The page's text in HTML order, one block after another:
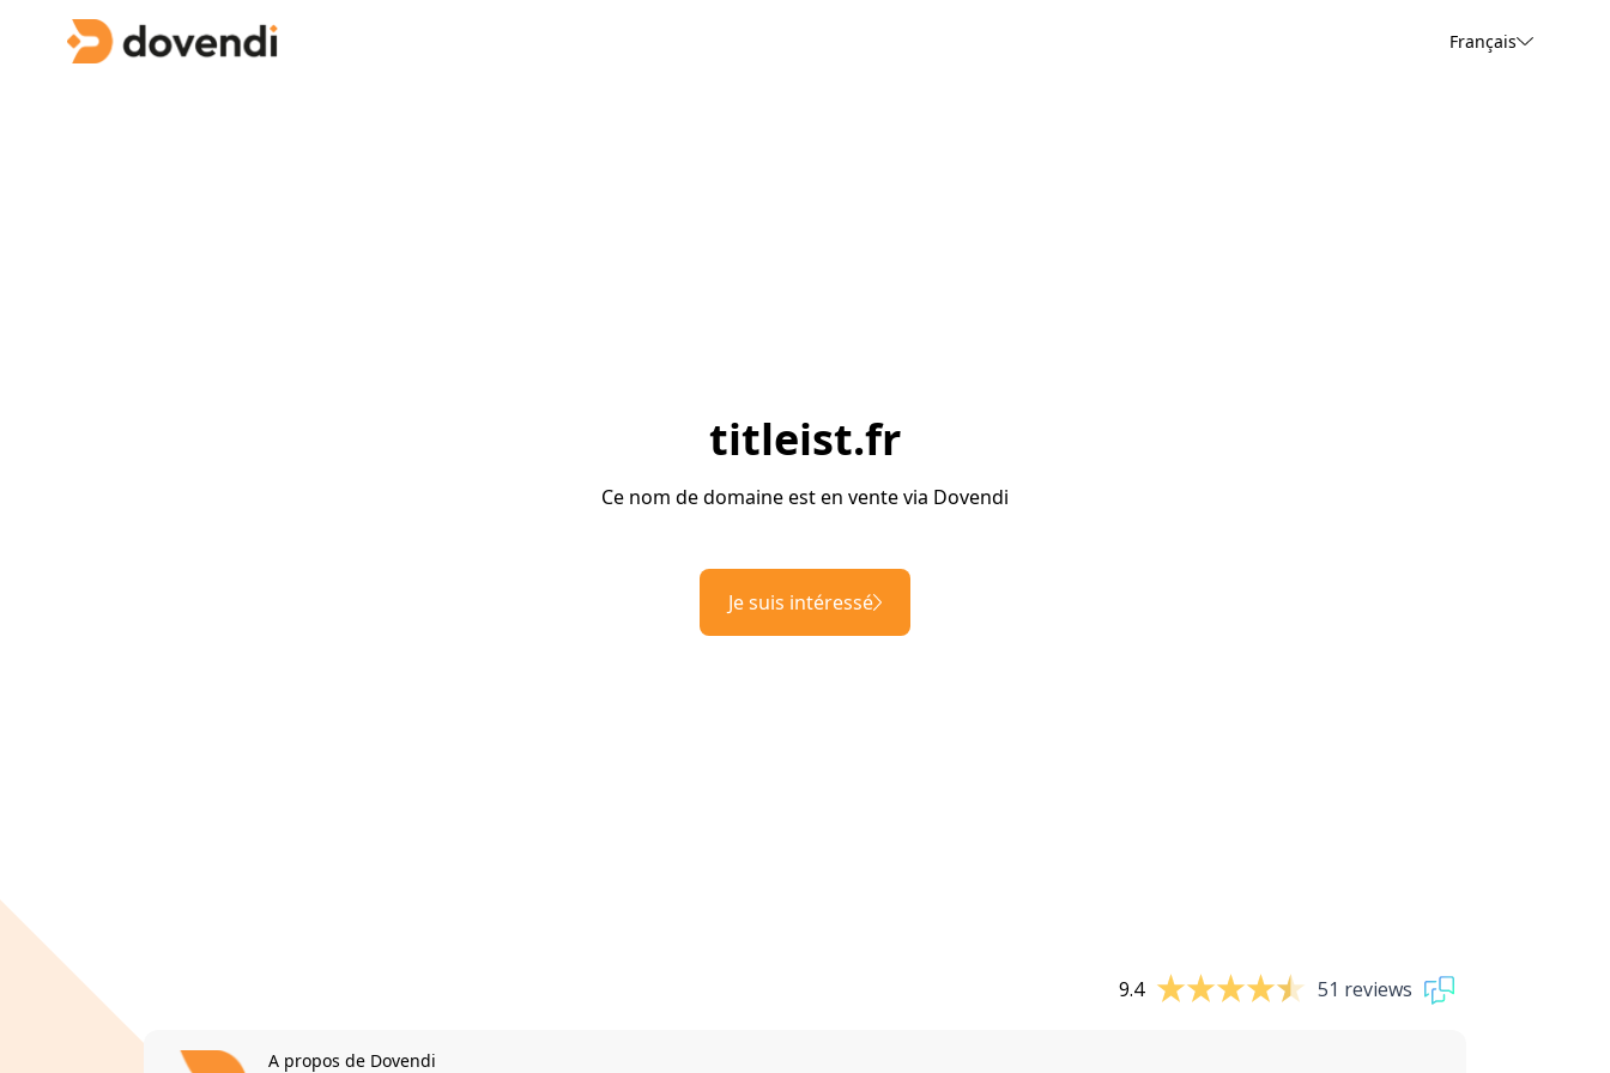
Français
titleist.fr
Ce nom de domaine est en vente via Dovendi
Je suis intéressé
9.4 51 reviews
A propos de Dovendi